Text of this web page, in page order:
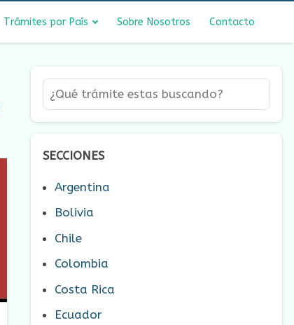
Trámites por País Sobre Nosotros Contacto
SECCIONES
Argentina
Bolivia
Chile
Colombia
Costa Rica
Ecuador